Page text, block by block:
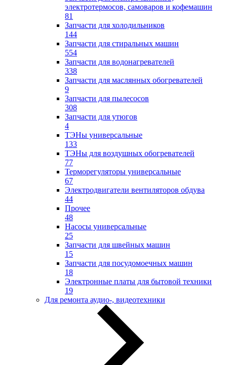
электротермосов, самоваров и кофемашин
81
Запчасти для холодильников
144
Запчасти для стиральных машин
554
Запчасти для водонагревателей
338
Запчасти для маслянных обогревателей
9
Запчасти для пылесосов
308
Запчасти для утюгов
4
ТЭНы универсальные
133
ТЭНы для воздушных обогревателей
77
Терморегуляторы универсальные
67
Электродвигатели вентиляторов обдува
44
Прочее
48
Насосы универсальные
25
Запчасти для швейных машин
15
Запчасти для посудомоечных машин
18
Электронные платы для бытовой техники
19
Для ремонта аудио-, видеотехники